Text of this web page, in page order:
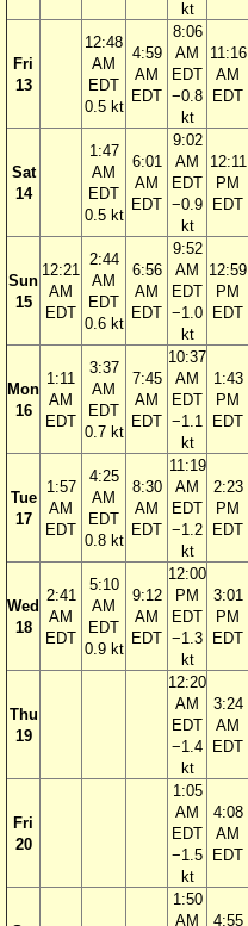
kt
Fri
13
12:48
AM
EDT
0.5 kt
4:59
AM
EDT
8:06
AM
EDT
−0.8
kt
11:16
AM
EDT
Sat
14
1:47
AM
EDT
0.5 kt
6:01
AM
EDT
9:02
AM
EDT
−0.9
kt
12:11
PM
EDT
Sun
15
12:21
AM
EDT
2:44
AM
EDT
0.6 kt
6:56
AM
EDT
9:52
AM
EDT
−1.0
kt
12:59
PM
EDT
Mon
16
1:11
AM
EDT
3:37
AM
EDT
0.7 kt
7:45
AM
EDT
10:37
AM
EDT
−1.1
kt
1:43
PM
EDT
Tue
17
1:57
AM
EDT
4:25
AM
EDT
0.8 kt
8:30
AM
EDT
11:19
AM
EDT
−1.2
kt
2:23
PM
EDT
Wed
18
2:41
AM
EDT
5:10
AM
EDT
0.9 kt
9:12
AM
EDT
12:00
PM
EDT
−1.3
kt
3:01
PM
EDT
Thu
19
12:20
AM
EDT
−1.4
kt
3:24
AM
EDT
Fri
20
1:05
AM
EDT
−1.5
kt
4:08
AM
EDT
1:50
AM
4:55